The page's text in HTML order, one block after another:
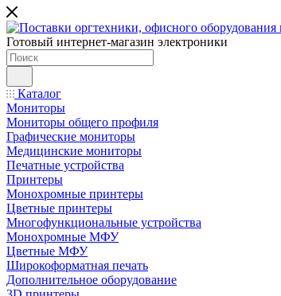
Готовый интернет-магазин электроники
Каталог
Мониторы
Мониторы общего профиля
Графические мониторы
Медицинские мониторы
Печатные устройства
Принтеры
Моноxромныe принтеры
Цвeтныe принтеры
Многофункциональные устройства
Монохромные МФУ
Цветные МФУ
Широкоформатная печать
Дополнительное оборудование